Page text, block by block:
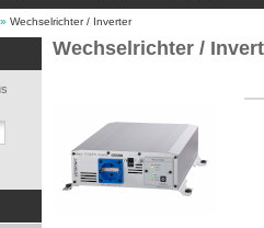
Wechselrichter / Inverter
Wechselrichter /